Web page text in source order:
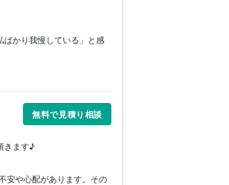
ばかり我慢している」と感
無料で見積り相談
きます♪
安や心配があります。その